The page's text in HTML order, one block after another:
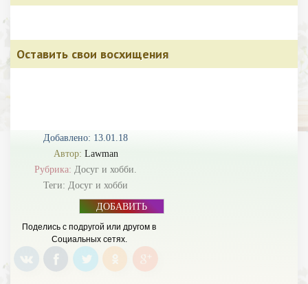
Добавлено: 13.01.18
Автор: Lawman
Рубрика: Досуг и хобби.
Теги: Досуг и хобби
ДОБАВИТЬ
Поделись с подругой или другом в
Социальных сетях.
Оставить свои восхищения